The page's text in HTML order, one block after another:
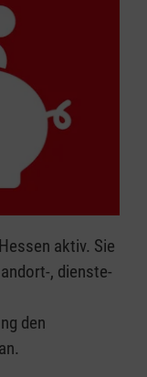
aktiv. Sie
, dienste-
den